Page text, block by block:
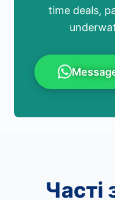
time deals,
Часті